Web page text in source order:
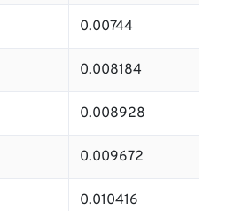
0.00744
0.008184
0.008928
0.009672
0.010416